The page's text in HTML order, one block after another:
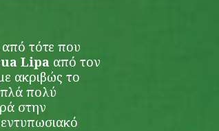
τότε που
Lipa από τον
ακριβώς το
πολύ
στην